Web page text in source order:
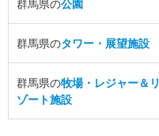
群馬県の公園
群馬県のタワー・展望施設
群馬県の牧場・レジャー＆リ
ゾート施設